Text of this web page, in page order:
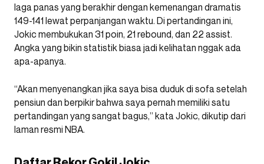
laga panas yang berakhir dengan kemenangan dramatis
149-141 lewat perpanjangan waktu. Di pertandingan ini,
Jokic membukukan 31 poin, 21 rebound, dan 22 assist.
Angka yang bikin statistik biasa jadi kelihatan nggak ada
apa-apanya.
“Akan menyenangkan jika saya bisa duduk di sofa setelah
pensiun dan berpikir bahwa saya pernah memiliki satu
pertandingan yang sangat bagus,” kata Jokic, dikutip dari
laman resmi NBA.